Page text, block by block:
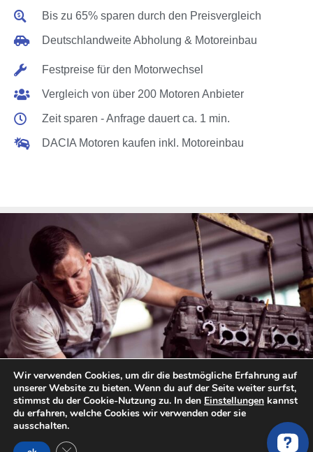
Bis zu 65% sparen durch den Preisvergleich
Deutschlandweite Abholung & Motoreinbau
Festpreise für den Motorwechsel
Vergleich von über 200 Motoren Anbieter
Zeit sparen - Anfrage dauert ca. 1 min.
DACIA Motoren kaufen inkl. Motoreinbau
Wir verwenden Cookies, um dir die bestmögliche Erfahrung auf
unserer Website zu bieten. Wenn du auf der Seite weiter surfst,
stimmst du der Cookie-Nutzung zu. In den Einstellungen kannst
du erfahren, welche Cookies wir verwenden oder sie
ausschalten.
GDPR Cookie-Banner schließen